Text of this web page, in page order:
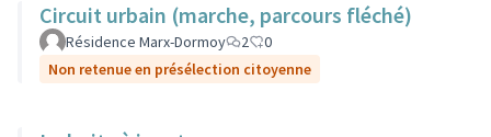
Circuit urbain (marche, parcours fléché)
Résidence Marx-Dormoy 2
0
Non retenue en présélection citoyenne